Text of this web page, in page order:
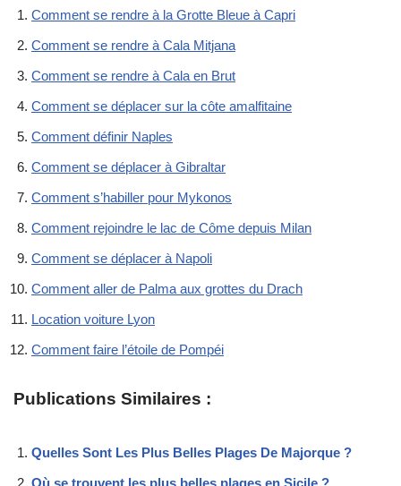
Comment se rendre à la Grotte Bleue à Capri
Comment se rendre à Cala Mitjana
Comment se rendre à Cala en Brut
Comment se déplacer sur la côte amalfitaine
Comment définir Naples
Comment se déplacer à Gibraltar
Comment s’habiller pour Mykonos
Comment rejoindre le lac de Côme depuis Milan
Comment se déplacer à Napoli
Comment aller de Palma aux grottes du Drach
Location voiture Lyon
Comment faire l’étoile de Pompéi
Publications Similaires :
Quelles Sont Les Plus Belles Plages De Majorque ?
Où se trouvent les plus belles plages en Sicile ?